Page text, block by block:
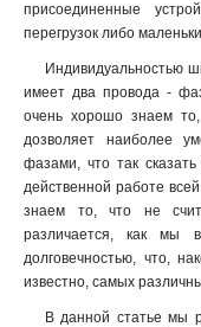
присоединенные
перегрузок либо
Индивидуальностью
имеет два провода -
очень хорошо знаем то,
дозволяет наиболее
фазами, что так
действенной работе
знаем то, что не
различается, как мы
долговечностью, что,
известно, самых
В данной статье мы